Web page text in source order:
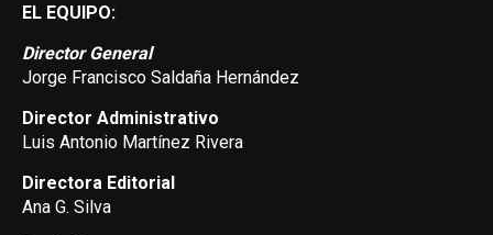
EL EQUIPO:
Director General
Jorge Francisco Saldaña Hernández
Director Administrativo
Luis Antonio Martínez Rivera
Directora Editorial
Ana G. Silva